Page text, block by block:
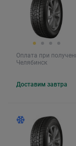
Оплата при
Челябинск
Доставим завтра